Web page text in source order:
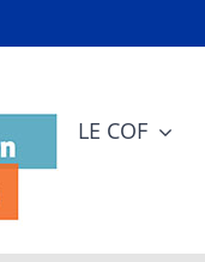
LE COF